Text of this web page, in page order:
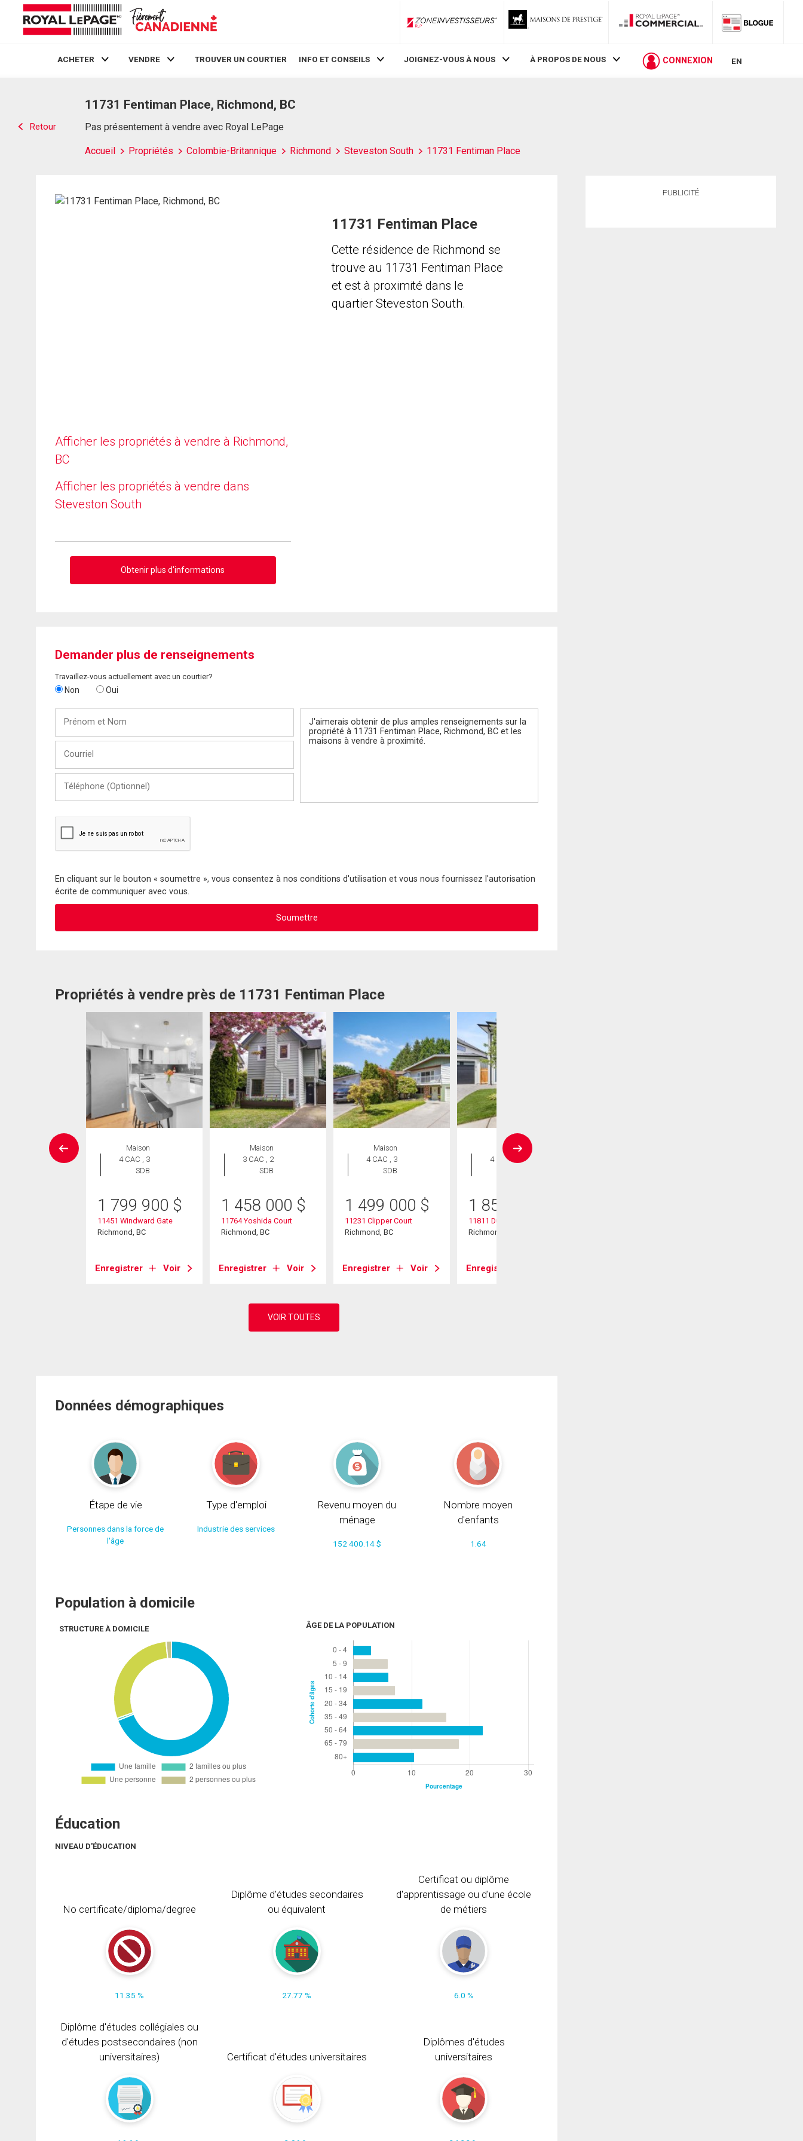
ZoneInvestisseurs RLP
ACHETER VENDRE TROUVER UN COURTIER INFO ET CONSEILS JOIGNEZ-VOUS À NOUS À PROPOS DE NOUS CONNEXION EN
Retour
11731 Fentiman Place, Richmond, BC
Pas présentement à vendre avec Royal LePage
Accueil Propriétés Colombie-Britannique Richmond Steveston South 11731 Fentiman Place
Afficher les propriétés à vendre à Richmond,
BC
Afficher les propriétés à vendre dans
Steveston South
Obtenir plus d'informations
11731 Fentiman Place
Cette résidence de Richmond se
trouve au 11731 Fentiman Place
et est à proximité dans le
quartier Steveston South.
Demander plus de renseignements
Travaillez-vous actuellement avec un courtier?
Non Oui
Nom
(Optionnel)
En cliquant sur le bouton « soumettre », vous consentez à nos conditions d'utilisation et vous nous fournissez l'autorisation
écrite de communiquer avec vous.
Propriétés à vendre près de 11731 Fentiman Place
Maison
4 CAC , 3
SDB
1 799 900 $
11451 Windward Gate
Richmond, BC
Enregistrer Voir
Maison
3 CAC , 2
SDB
1 458 000 $
11764 Yoshida Court
Richmond, BC
Enregistrer Voir
Maison
4 CAC , 3
SDB
1 499 000 $
11231 Clipper Court
Richmond, BC
Enregistrer Voir
Maison
4 CAC , 3
1 858 800
11811 Dunford Road
Richmond, BC
Enregistrer
Données démographiques
Étape de vie
Personnes dans la force de
l'âge
Type d'emploi
Industrie des services
Revenu moyen du
ménage
152 400.14 $
Nombre moyen
d'enfants
1.64
Population à domicile
STRUCTURE À DOMICILE ÂGE DE LA POPULATION
Éducation
NIVEAU D'ÉDUCATION
No certificate/diploma/degree
11.35 %
Diplôme d'études secondaires
ou équivalent
27.77 %
Certificat ou diplôme
d'apprentissage ou d'une école
de métiers
6.0 %
Diplôme d'études collégiales ou
d'études postsecondaires (non
universitaires)
Certificat d'études universitaires
Diplômes d'études
universitaires
PUBLICITÉ